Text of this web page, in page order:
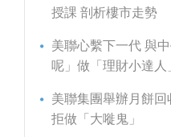
授課 剖析樓市走勢
美聯心繫下一代 與
呢」做「理財小達人
美聯集團舉辦月餅
拒做「大嘥鬼」